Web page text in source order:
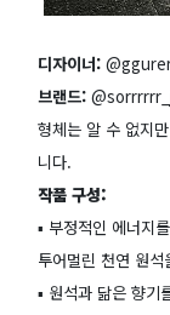
디자이너:
브랜드:
형체는 알 수 없지
니다.
작품 구성:
▪️ 부정적인 에너지
투어멀린 천연 원
▪️ 원석과 닮은 향기